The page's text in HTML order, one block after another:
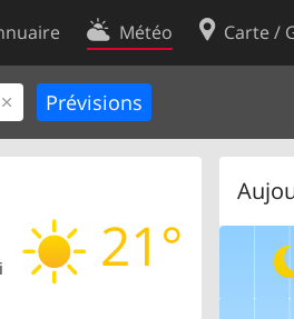
Météo Carte /
21°
Contact
Conditions d’utilisation